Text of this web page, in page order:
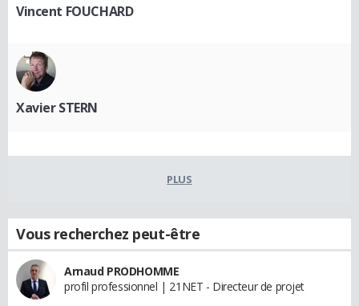
Vincent FOUCHARD
Xavier STERN
PLUS
Vous recherchez peut-être
Arnaud PRODHOMME
profil professionnel | 21NET - Directeur de projet